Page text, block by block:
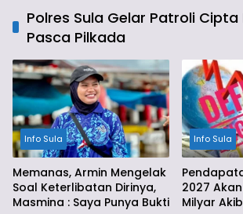
Polres Sula Gelar Patroli Cipta
Pasca Pilkada
Info Sula
Memanas, Armin Mengelak
Soal Keterlibatan Dirinya,
Masmina : Saya Punya Bukti
Info Sula
2027
Milyar